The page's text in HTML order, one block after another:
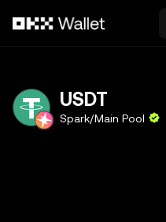
USDT
Spark/Main Pool